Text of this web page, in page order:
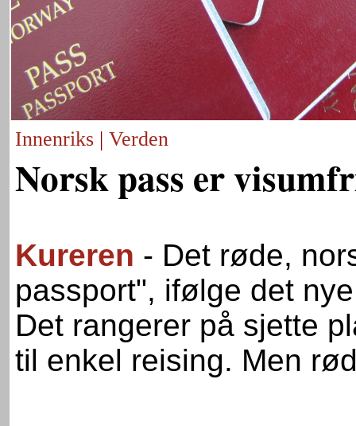
Innenriks | Verden
Norsk pass er
Kureren - Det røde,
passport", ifølge det
Det rangerer på sjette
til enkel reising. Men